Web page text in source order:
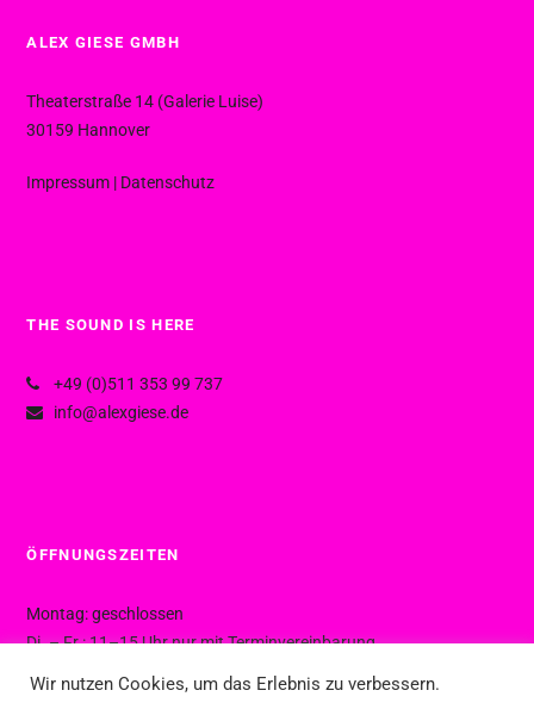
ALEX GIESE GMBH
Theaterstraße 14 (Galerie Luise)
30159 Hannover
Impressum | Datenschutz
THE SOUND IS HERE
+49 (0)511 353 99 737
info@alexgiese.de
ÖFFNUNGSZEITEN
Montag: geschlossen
Di. – Fr.: 11–15 Uhr nur mit Terminvereinbarung
Di. – Fr.: 15–19 Uhr ohne Termin
Wir nutzen Cookies, um das Erlebnis zu verbessern.